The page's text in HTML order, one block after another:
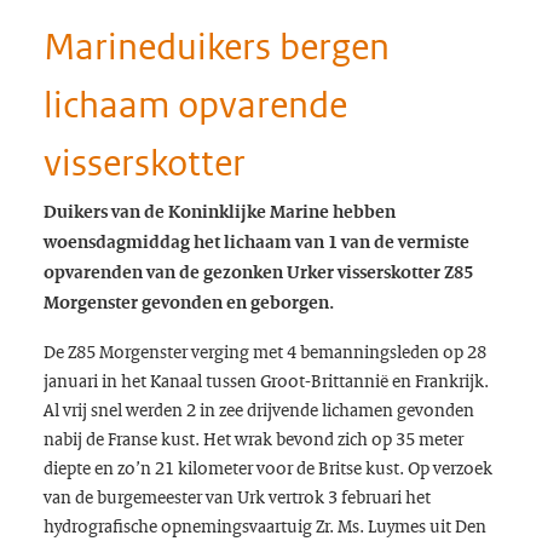
Marineduikers bergen
lichaam opvarende
visserskotter
Duikers van de Koninklijke Marine hebben
woensdagmiddag het lichaam van 1 van de vermiste
opvarenden van de gezonken Urker visserskotter Z85
Morgenster gevonden en geborgen.
De Z85 Morgenster verging met 4 bemanningsleden op 28
januari in het Kanaal tussen Groot-Brittannië en Frankrijk.
Al vrij snel werden 2 in zee drijvende lichamen gevonden
nabij de Franse kust. Het wrak bevond zich op 35 meter
diepte en zo’n 21 kilometer voor de Britse kust. Op verzoek
van de burgemeester van Urk vertrok 3 februari het
hydrografische opnemingsvaartuig Zr. Ms. Luymes uit Den